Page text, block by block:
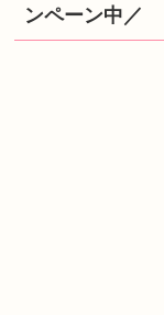
ンペーン中／